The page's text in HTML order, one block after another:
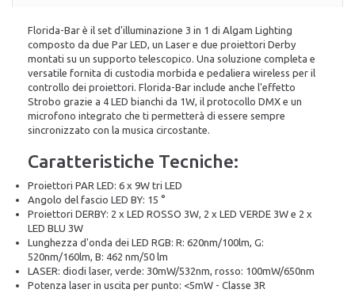
Florida-Bar è il set d'illuminazione 3 in 1 di Algam Lighting
composto da due Par LED, un Laser e due proiettori Derby
montati su un supporto telescopico. Una soluzione completa e
versatile fornita di custodia morbida e pedaliera wireless per il
controllo dei proiettori. Florida-Bar include anche l'effetto
Strobo grazie a 4 LED bianchi da 1W, il protocollo DMX e un
microfono integrato che ti permetterà di essere sempre
sincronizzato con la musica circostante.
Caratteristiche Tecniche:
Proiettori PAR LED: 6 x 9W tri LED
Angolo del fascio LED BY: 15 °
Proiettori DERBY: 2 x LED ROSSO 3W, 2 x LED VERDE 3W e 2 x
LED BLU 3W
Lunghezza d'onda dei LED RGB: R: 620nm/100lm, G:
520nm/160lm, B: 462 nm/50 lm
LASER: diodi laser, verde: 30mW/532nm, rosso: 100mW/650nm
Potenza laser in uscita per punto: <5mW - Classe 3R